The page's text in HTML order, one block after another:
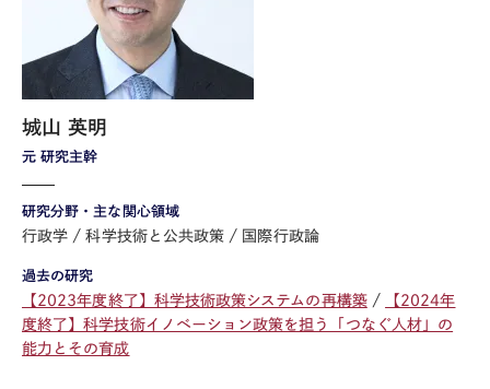
元 研究主幹
城山 英明
研究分野・主な関心領域
行政学 科学技術と公共政策 国際行政論
過去の研究
【2023年度終了】科学技術政策システムの再構築
【2024年
度終了】科学技術イノベーション政策を担う「つなぐ人材」の
能力とその育成